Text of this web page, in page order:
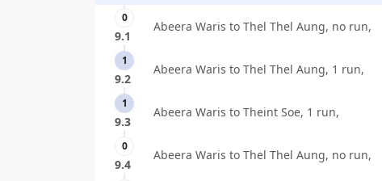
0
9.1
Abeera Waris to Thel Thel Aung, no run,
1
9.2
Abeera Waris to Thel Thel Aung, 1 run,
1
9.3
Abeera Waris to Theint Soe, 1 run,
0
9.4
Abeera Waris to Thel Thel Aung, no run,